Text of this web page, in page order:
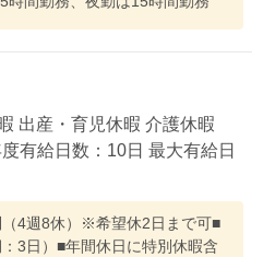
出産・育児休暇 介護休暇
有給日数：10日 最大有給日
4週8休）※希望休2日まで可■
3日）■年間休日に特別休暇含